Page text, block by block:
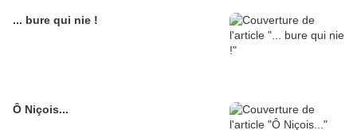
... bure qui nie !
Ô Niçois...